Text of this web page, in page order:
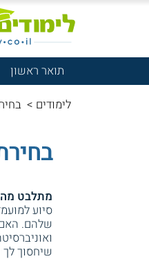
תואר ראשון
לימודים >
מתלבט מה
סיוע
שלהם. האם
שיחסוך